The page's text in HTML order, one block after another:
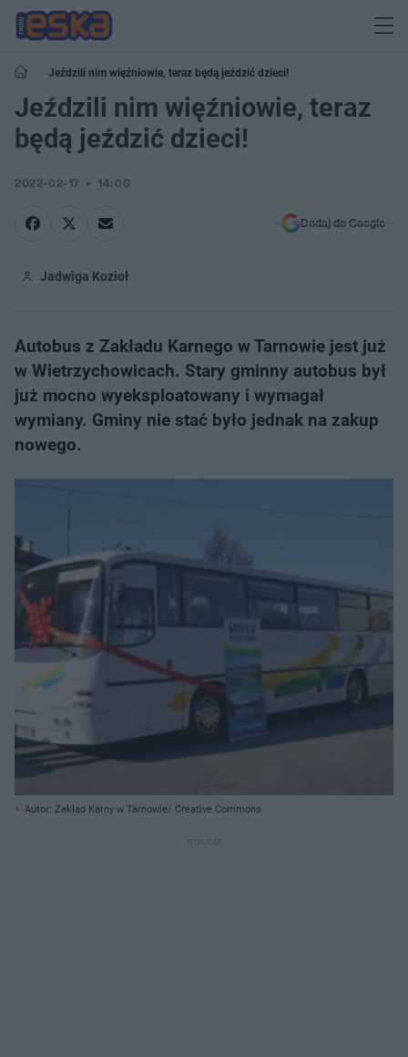
Jeździli nim więźniowie, teraz będą jeździć dzieci!
Jeździli nim więźniowie, teraz
będą jeździć dzieci!
2022-02-17 14:00
Dodaj do Google
Jadwiga Kozioł
Autobus z Zakładu Karnego w Tarnowie jest już
w Wietrzychowicach. Stary gminny autobus był
już mocno wyeksploatowany i wymagał
wymiany. Gminy nie stać było jednak na zakup
nowego.
Autor: Zakład Karny w Tarnowie/ Creative Commons